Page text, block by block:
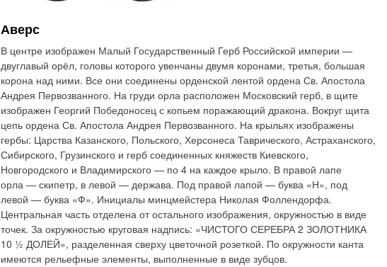
Аверс
В центре изображен Малый Государственный Герб Российской империи —
двуглавый орёл, головы которого увенчаны двумя коронами, третья, большая
корона над ними. Все они соединены орденской лентой ордена Св. Апостола
Андрея Первозванного. На груди орла расположен Московский герб, в щите
изображен Георгий Победоносец с копьем поражающий дракона. Вокруг щита
цепь ордена Св. Апостола Андрея Первозванного. На крыльях изображены
гербы: Царства Казанского, Польского, Херсонеса Таврического, Астраханского,
Сибирского, Грузинского и герб соединенных княжеств Киевского,
Новгородского и Владимирского — по 4 на каждое крыло. В правой лапе
орла — скипетр, в левой — держава. Под правой лапой — буква «Н», под
левой — буква «Ф». Инициалы минцмейстера Николая Фоллендорфа.
Центральная часть отделена от остального изображения, окружностью в виде
точек. За окружностью круговая надпись: «ЧИСТОГО СЕРЕБРА 2 ЗОЛОТНИКА
10 ½ ДОЛЕЙ», разделенная сверху цветочной розеткой. По окружности канта
имеются рельефные элементы, выполненные в виде зубцов.